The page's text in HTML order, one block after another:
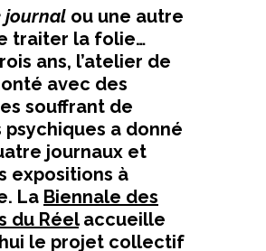
journal ou une autre
traiter la folie…
ans, l’atelier de
avec des
souffrant de
a donné
journaux et
expositions à
La Biennale des
du Réelaccueille
le projet collectif